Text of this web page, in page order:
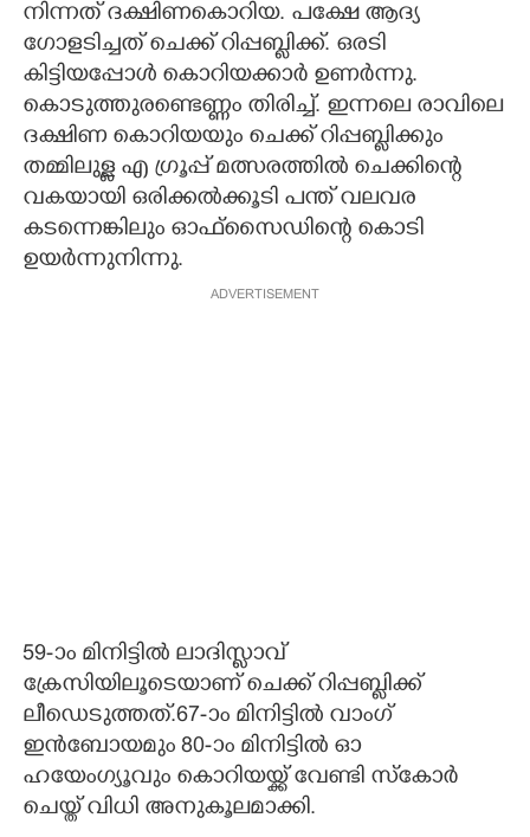
നിന്നത് ദക്ഷിണകൊറിയ. പക്ഷേ ആദ്യ
ഗോളടിച്ചത് ചെക്ക് റിപ്പബ്ളിക്ക്. ഒരടി
കിട്ടിയപ്പോൾ കൊറിയക്കാർ ഉണർന്നു.
കൊടുത്തുരണ്ടെണ്ണം തിരിച്ച്. ഇന്നലെ രാവിലെ
ദക്ഷിണ കൊറിയയും ചെക്ക് റിപ്പബ്ളിക്കും
തമ്മിലുള്ള എ ഗ്രൂപ്പ് മത്സരത്തിൽ ചെക്കിന്റെ
വകയായി ഒരിക്കൽക്കൂടി പന്ത് വലവര
കടന്നെങ്കിലും ഓഫ്സൈഡിന്റെ കൊടി
ഉയർന്നുനിന്നു.
ADVERTISEMENT
59-ാം മിനിട്ടിൽ ലാദിസ്ളാവ്
ക്രേസിയിലൂടെയാണ് ചെക്ക് റിപ്പബ്ളിക്ക്
ലീഡെടുത്തത്.67-ാം മിനിട്ടിൽ വാംഗ്
ഇൻബോയമും 80-ാം മിനിട്ടിൽ ഓ
ഹയേംഗ്യൂവും കൊറിയയ്ക്ക് വേണ്ടി സ്കോർ
ചെയ്ത് വിധി അനുകൂലമാക്കി.